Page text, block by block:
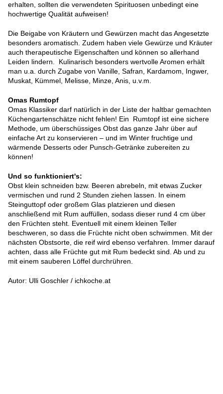
erhalten, sollten die verwendeten Spirituosen unbedingt eine
hochwertige Qualität aufweisen!
Die Beigabe von Kräutern und Gewürzen macht das Angesetzte
besonders aromatisch. Zudem haben viele Gewürze und Kräuter
auch therapeutische Eigenschaften und können so allerhand
Leiden lindern. Kulinarisch besonders wertvolle Aromen erhält
man u.a. durch Zugabe von Vanille, Safran, Kardamom, Ingwer,
Muskat, Kümmel, Melisse, Minze, Anis, u.v.m.
Omas Rumtopf
Omas Klassiker darf natürlich in der Liste der haltbar gemachten
Küchengartenschätze nicht fehlen! Ein Rumtopf ist eine sichere
Methode, um überschüssiges Obst das ganze Jahr über auf
einfache Art zu konservieren – und im Winter fruchtige und
wärmende Desserts oder Punsch-Getränke zubereiten zu
können!
Und so funktioniert's:
Obst klein schneiden bzw. Beeren abrebeln, mit etwas Zucker
vermischen und rund 2 Stunden ziehen lassen. In einem
Steinguttopf oder großem Glas platzieren und diesen
anschließend mit Rum auffüllen, sodass dieser rund 4 cm über
den Früchten steht. Eventuell mit einem kleinen Teller
beschweren, so dass die Früchte nicht oben schwimmen. Mit der
nächsten Obstsorte, die reif wird ebenso verfahren. Immer darauf
achten, dass alle Früchte gut mit Rum bedeckt sind. Ab und zu
mit einem sauberen Löffel durchrühren.
Autor: Ulli Goschler / ichkoche.at